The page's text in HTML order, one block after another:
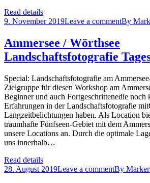
Read details
9. November 2019Leave a commentBy
Ammersee / Wörthsee
Landschaftsfotografie
Special: Landschaftsfotografie am
Zielgruppe für diesen Workshop am
Beginner und auch Fortgeschrittenedie noch
Erfahrungen in der Landschaftsfotografie
Langzeitbelichtungen haben. Als Location
traumhafte Fünfseen-Gebiet mit dem
unsere Locations an. Durch die optimale
uns innerhalb…
Read details
28. August 2019Leave a commentBy